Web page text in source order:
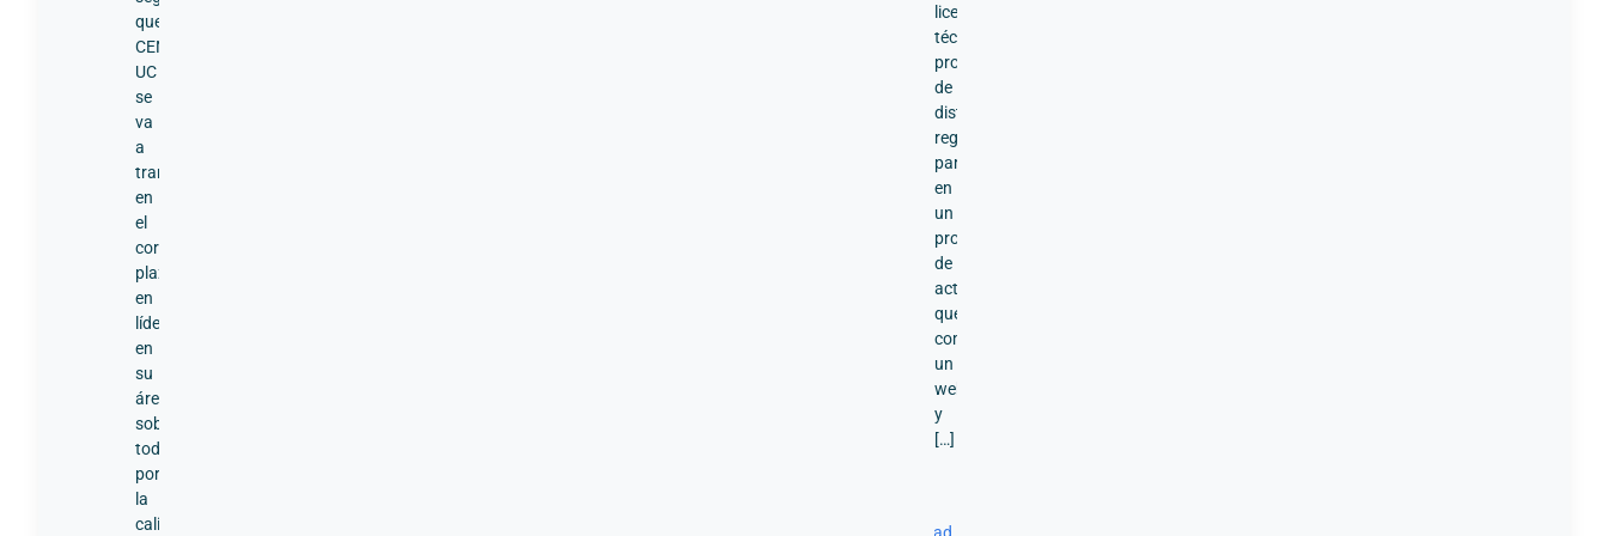
que
CENTRE
UC
se
va
a
transformar
en
el
corto
plazo
en
líder
en
su
área;
sobre
todo,
por
la
calidad
liceos
técnico-
profesionales
de
distintas
regiones
participaron
en
un
proceso
de
actualización
que
combinó
un
webinar
y
[…]